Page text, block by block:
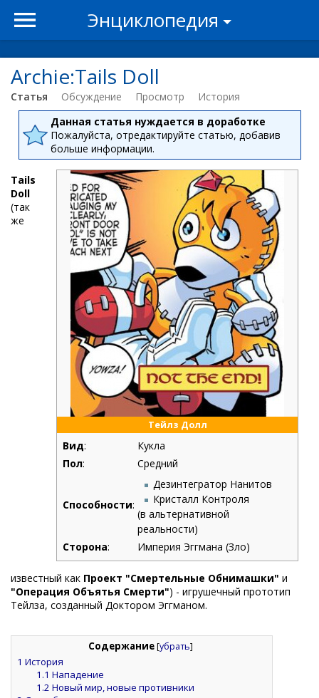
Энциклопедия
Archie:Tails Doll
Статья Обсуждение Просмотр
История
Данная статья нуждается в доработке
Пожалуйста, отредактируйте статью, добавив
больше информации.
Тейлз Долл
Вид:
Кукла
Пол: Средний
Способности:
Дезинтегратор Нанитов
Кристалл Контроля
(в альтернативной
реальности)
Сторона: Империя Эггмана (Зло)
Tails
Doll
(так
же
известный как Проект "Смертельные Обнимашки" и
"Операция Объятья Смерти") - игрушечный прототип
Тейлза, созданный Доктором Эггманом.
Содержание[убрать]
1 История
1.1 Нападение
1.2 Новый мир, новые противники